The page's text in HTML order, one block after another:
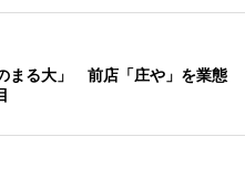
まる大」 前店「庄や」を業態